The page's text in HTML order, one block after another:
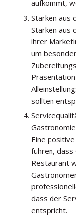
aufkommt,
Stärken aus
Stärken aus
ihrer
um
sollten
Eine
führen, dass
Restaurant
dass der
entspricht.